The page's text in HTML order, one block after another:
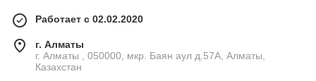
Работает с 02.02.2020
г. Алматы
г. Алматы , 050000, мкр. Баян аул д.57А, Алматы,
Казахстан